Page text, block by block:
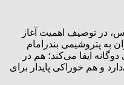
در توصیف اهمیت آغاز
به پتروشیمی بندرامام
ایفا می‌کند؛ هم در
و هم خوراکی پایدار برای